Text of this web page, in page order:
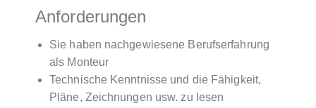
Anforderungen
Sie haben nachgewiesene Berufserfahrung
als Monteur
Technische Kenntnisse und die Fähigkeit,
Pläne, Zeichnungen usw. zu lesen